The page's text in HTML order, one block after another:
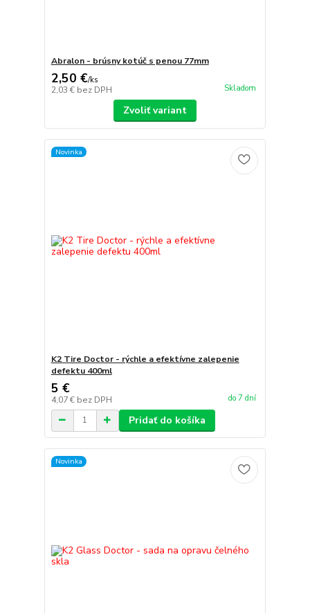
Abralon - brúsny kotúč s penou 77mm
2,50 €/ks
2,03 € bez DPH Skladom
Zvoliť variant
Novinka
K2 Tire Doctor - rýchle a efektívne zalepenie
defektu 400ml
5 €
4,07 € bez DPH do 7 dní
Pridať do košíka
Novinka